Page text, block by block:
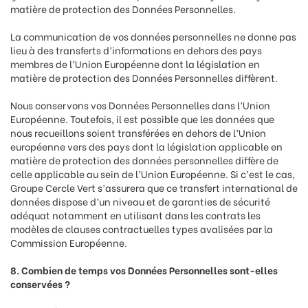
matière de protection des Données Personnelles.
La communication de vos données personnelles ne donne pas
lieu à des transferts d’informations en dehors des pays
membres de l’Union Européenne dont la législation en
matière de protection des Données Personnelles diffèrent.
Nous conservons vos Données Personnelles dans l’Union
Européenne. Toutefois, il est possible que les données que
nous recueillons soient transférées en dehors de l’Union
européenne vers des pays dont la législation applicable en
matière de protection des données personnelles diffère de
celle applicable au sein de l’Union Européenne. Si c’est le cas,
Groupe Cercle Vert s’assurera que ce transfert international de
données dispose d’un niveau et de garanties de sécurité
adéquat notamment en utilisant dans les contrats les
modèles de clauses contractuelles types avalisées par la
Commission Européenne.
8. Combien de temps vos Données Personnelles sont-elles
conservées ?